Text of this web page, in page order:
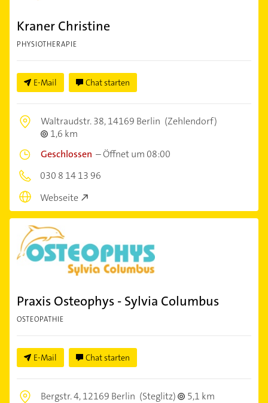
Kraner Christine
PHYSIOTHERAPIE
E-Mail Chat starten
Waltraudstr. 38,14169 Berlin (Zehlendorf)
1,6 km
Geschlossen –Öffnet um 08:00
030 8 14 13 96
Webseite
Praxis Osteophys - Sylvia Columbus
OSTEOPATHIE
E-Mail Chat starten
Bergstr. 4,12169 Berlin (Steglitz)
5,1 km